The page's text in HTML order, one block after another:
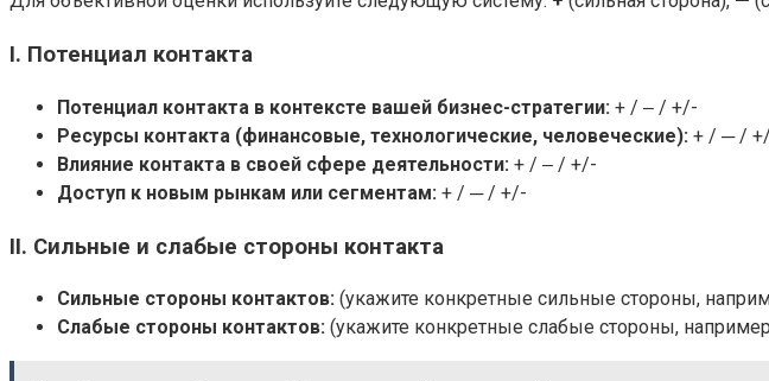
I. Потенциал контакта
Потенциал контакта в контексте вашей бизнес-стратегии: + / ‒ / +/-
Ресурсы контакта (финансовые, технологические, человеческие): + / ─ /
Влияние контакта в своей сфере деятельности: + / ‒ / +/-
Доступ к новым рынкам или сегментам: + / ─ / +/-
II. Сильные и слабые стороны контакта
Сильные стороны контактов: (укажите конкретные сильные стороны,
Слабые стороны контактов: (укажите конкретные слабые стороны,